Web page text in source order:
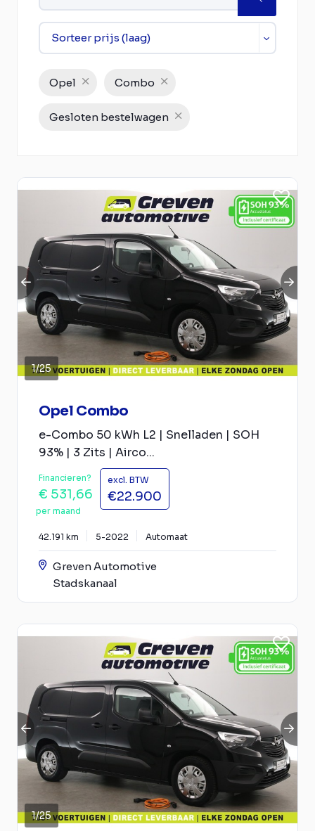
Opel Combo
Gesloten bestelwagen
1/25
Opel Combo
e-Combo 50 kWh L2 | Snelladen | SOH
93% | 3 Zits | Airco...
Financieren?
€ 531,66
per maand
excl. BTW
€22.900
42.191 km 5-2022 Automaat
Greven Automotive
Stadskanaal
1/25